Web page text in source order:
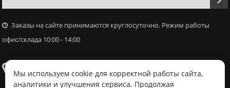
Заказы на сайте принимаются круглосуточно. Режим работы
офис/склада 10:00 - 14:00
Самовывоз
Мы используем cookie для корректной работы сайта,
аналитики и улучшения сервиса. Продолжая